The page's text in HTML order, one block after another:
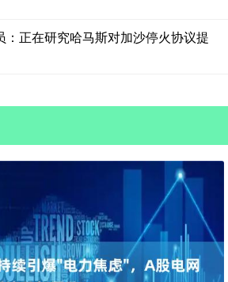
：正在研究哈马斯对加沙停火协议提